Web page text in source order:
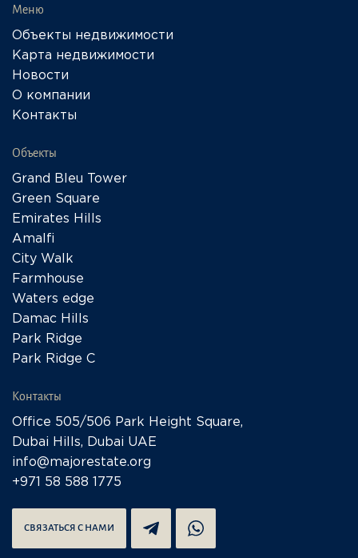
Меню
Объекты недвижимости
Карта недвижимости
Новости
О компании
Контакты
Объекты
Grand Bleu Tower
Green Square
Emirates Hills
Amalfi
City Walk
Farmhouse
Waters edge
Damac Hills
Park Ridge
Park Ridge C
Контакты
Office 505/506 Park Height Square,
Dubai Hills, Dubai UAE
info@majorestate.org
+971 58 588 1775
СВЯЗАТЬСЯ С НАМИ